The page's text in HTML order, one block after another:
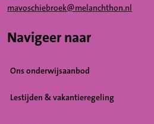
mavoschiebroek@melanchthon.nl
Navigeer naar
Ons onderwijsaanbod
Lestijden & vakantieregeling